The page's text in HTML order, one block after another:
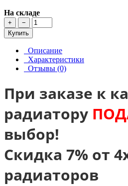
На складе
+
−
Купить
Описание
Характеристики
Отзывы (0)
При заказе к
радиатору
выбор!
Скидка 7% от
радиаторов